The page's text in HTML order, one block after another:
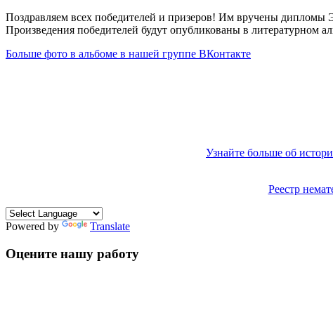
Поздравляем всех победителей и призеров! Им вручены
Произведения победителей будут опубликованы в литературном
Больше фото в альбоме в нашей группе ВКонтакте
Узнайте больше об
Реестр
Powered by Translate
Оцените нашу работу